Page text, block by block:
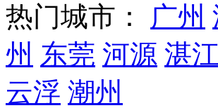
热门城市：
广州
州 东莞 河源 湛江
云浮 潮州